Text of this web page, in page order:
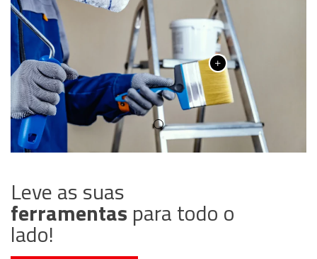
Leve as suas
ferramentas para todo o
lado!